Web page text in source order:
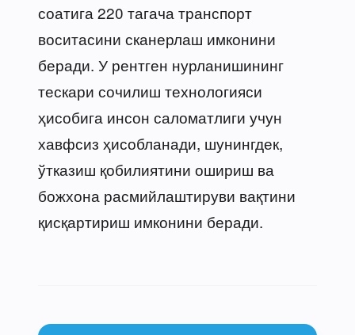
соатига 220 тагача транспорт
воситасини сканерлаш имконини
беради. У рентген нурланишининг
тескари сочилиш технологияси
ҳисобига инсон саломатлиги учун
хавфсиз ҳисобланади, шунингдек,
ўтказиш қобилиятини ошириш ва
божхона расмийлаштируви вақтини
қисқартириш имконини беради.